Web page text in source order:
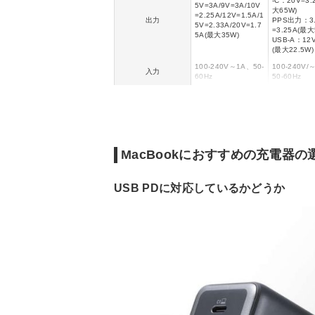
出力
5V=3A/9V=3A/10V
=2.25A/12V=1.5A/1
5V=2.33A/20V=1.7
5A(最大35W)
大65W)
PPS出力：
=3.25A(最
USB-A：
(最大22.5W)
入力
100-240V～1A、50-
60Hz
100-240V/
50-60Hz
MacBookにおすすめの充電器の
USB PDに対応しているかどうか